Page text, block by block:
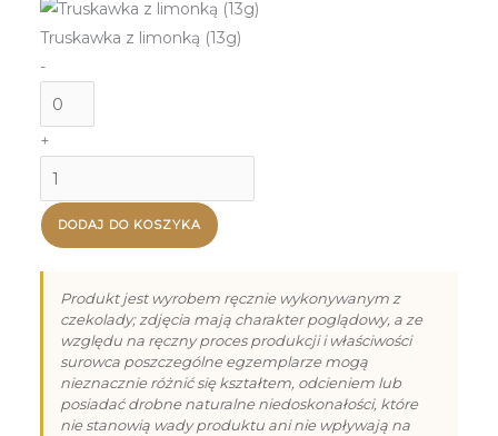
Truskawka z limonką (13g)
-
ilość
Truskawka
z
limonką
(13g)
+
ilość
Praliny
na
DODAJ DO KOSZYKA
Produkt jest wyrobem ręcznie wykonywanym z
czekolady; zdjęcia mają charakter poglądowy, a ze
względu na ręczny proces produkcji i właściwości
surowca poszczególne egzemplarze mogą
nieznacznie różnić się kształtem, odcieniem lub
posiadać drobne naturalne niedoskonałości, które
nie stanowią wady produktu ani nie wpływają na